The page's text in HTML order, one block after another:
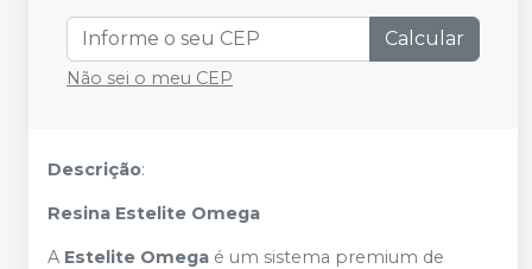
Calcular
Não sei o meu CEP
Descrição:
Resina Estelite Omega
A Estelite Omega é um sistema premium de